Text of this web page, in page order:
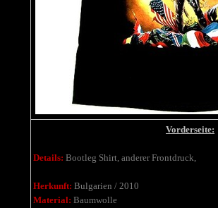
Vorderseite:
Details: Bootleg Shirt, anderer Frontdruck,
Herkunft: Bulgarien / 2010
Material: Baumwolle